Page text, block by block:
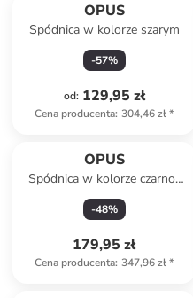
OPUS
Spódnica w kolorze szarym
-57%
od: 129,95 zł
Cena producenta: 304,46 zł*
OPUS
Spódnica w kolorze czarno-
białym
-48%
179,95 zł
Cena producenta: 347,96 zł*